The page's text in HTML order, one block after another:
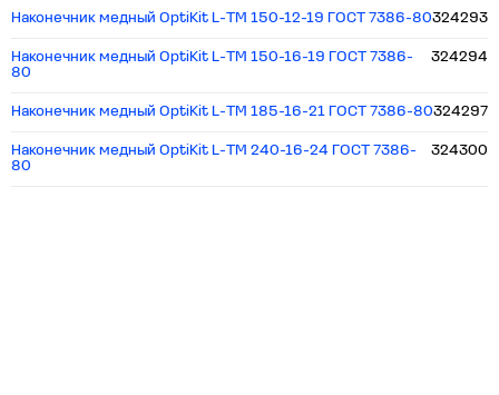
Наконечник медный OptiKit L-ТМ 150-12-19 ГОСТ 7386-80324293
Наконечник медный OptiKit L-ТМ 150-16-19 ГОСТ 7386-
80
324294
Наконечник медный OptiKit L-ТМ 185-16-21 ГОСТ 7386-80324297
Наконечник медный OptiKit L-ТМ 240-16-24 ГОСТ 7386-
80
324300